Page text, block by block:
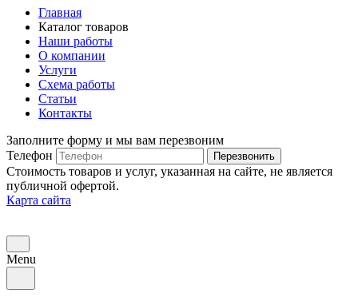
Главная
Каталог товаров
Наши работы
О компании
Услуги
Схема работы
Статьи
Контакты
Заполните форму и мы вам перезвоним
Телефон
Перезвонить
Стоимость товаров и услуг, указанная на сайте, не является
публичной офертой.
Карта сайта
Menu